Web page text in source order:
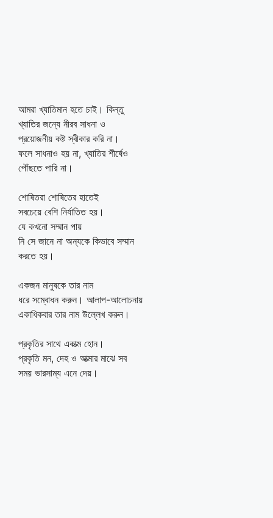
আমরা খ্যাতিমান হতে চাই। কিন্তু
খ্যাতির জন্যে নীরব সাধনা ও
প্রয়োজনীয় কষ্ট স্বীকার করি না।
ফলে সাধনাও হয় না, খ্যাতির শীর্ষেও
পৌঁছতে পারি না।
শোষিতরা শোষিতের হাতেই
সবচেয়ে বেশি নির্যাতিত হয়।
যে কখনো সম্মান পায়
নি সে জানে না অন্যকে কিভাবে সম্মান
করতে হয়।
একজন মানুষকে তার নাম
ধরে সম্বোধন করুন। আলাপ-আলোচনায়
একাধিকবার তার নাম উল্লেখ করুন।
প্রকৃতির সাথে একাত্ম হোন।
প্রকৃতি মন, দেহ ও আত্মার মাঝে সব
সময় ভারসাম্য এনে দেয়।